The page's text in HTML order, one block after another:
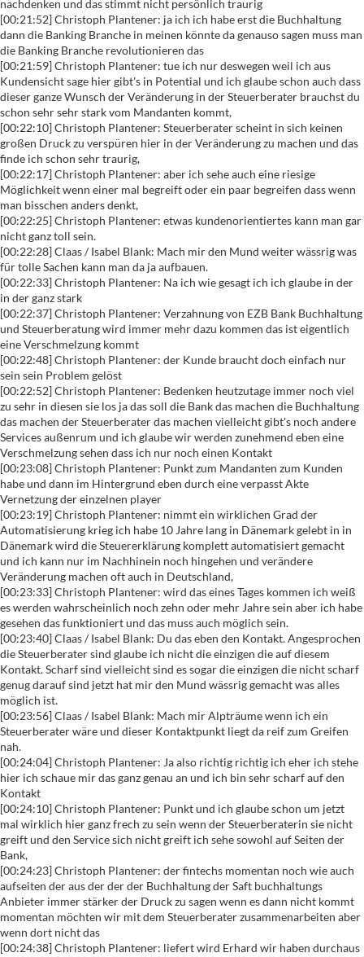
nachdenken und das stimmt nicht persönlich traurig
[00:21:52] Christoph Plantener: ja ich ich habe erst die Buchhaltung
dann die Banking Branche in meinen könnte da genauso sagen muss man
die Banking Branche revolutionieren das
[00:21:59] Christoph Plantener: tue ich nur deswegen weil ich aus
Kundensicht sage hier gibt's in Potential und ich glaube schon auch dass
dieser ganze Wunsch der Veränderung in der Steuerberater brauchst du
schon sehr sehr stark vom Mandanten kommt,
[00:22:10] Christoph Plantener: Steuerberater scheint in sich keinen
großen Druck zu verspüren hier in der Veränderung zu machen und das
finde ich schon sehr traurig,
[00:22:17] Christoph Plantener: aber ich sehe auch eine riesige
Möglichkeit wenn einer mal begreift oder ein paar begreifen dass wenn
man bisschen anders denkt,
[00:22:25] Christoph Plantener: etwas kundenorientiertes kann man gar
nicht ganz toll sein.
[00:22:28] Claas / Isabel Blank: Mach mir den Mund weiter wässrig was
für tolle Sachen kann man da ja aufbauen.
[00:22:33] Christoph Plantener: Na ich wie gesagt ich ich glaube in der
in der ganz stark
[00:22:37] Christoph Plantener: Verzahnung von EZB Bank Buchhaltung
und Steuerberatung wird immer mehr dazu kommen das ist eigentlich
eine Verschmelzung kommt
[00:22:48] Christoph Plantener: der Kunde braucht doch einfach nur
sein sein Problem gelöst
[00:22:52] Christoph Plantener: Bedenken heutzutage immer noch viel
zu sehr in diesen sie los ja das soll die Bank das machen die Buchhaltung
das machen der Steuerberater das machen vielleicht gibt's noch andere
Services außenrum und ich glaube wir werden zunehmend eben eine
Verschmelzung sehen dass ich nur noch einen Kontakt
[00:23:08] Christoph Plantener: Punkt zum Mandanten zum Kunden
habe und dann im Hintergrund eben durch eine verpasst Akte
Vernetzung der einzelnen player
[00:23:19] Christoph Plantener: nimmt ein wirklichen Grad der
Automatisierung krieg ich habe 10 Jahre lang in Dänemark gelebt in in
Dänemark wird die Steuererklärung komplett automatisiert gemacht
und ich kann nur im Nachhinein noch hingehen und verändere
Veränderung machen oft auch in Deutschland,
[00:23:33] Christoph Plantener: wird das eines Tages kommen ich weiß
es werden wahrscheinlich noch zehn oder mehr Jahre sein aber ich habe
gesehen das funktioniert und das muss auch möglich sein.
[00:23:40] Claas / Isabel Blank: Du das eben den Kontakt. Angesprochen
die Steuerberater sind glaube ich nicht die einzigen die auf diesem
Kontakt. Scharf sind vielleicht sind es sogar die einzigen die nicht scharf
genug darauf sind jetzt hat mir den Mund wässrig gemacht was alles
möglich ist.
[00:23:56] Claas / Isabel Blank: Mach mir Alpträume wenn ich ein
Steuerberater wäre und dieser Kontaktpunkt liegt da reif zum Greifen
nah.
[00:24:04] Christoph Plantener: Ja also richtig richtig ich eher ich stehe
hier ich schaue mir das ganz genau an und ich bin sehr scharf auf den
Kontakt
[00:24:10] Christoph Plantener: Punkt und ich glaube schon um jetzt
mal wirklich hier ganz frech zu sein wenn der Steuerberaterin sie nicht
greift und den Service sich nicht greift ich sehe sowohl auf Seiten der
Bank,
[00:24:23] Christoph Plantener: der fintechs momentan noch wie auch
aufseiten der aus der der der Buchhaltung der Saft buchhaltungs
Anbieter immer stärker der Druck zu sagen wenn es dann nicht kommt
momentan möchten wir mit dem Steuerberater zusammenarbeiten aber
wenn dort nicht das
[00:24:38] Christoph Plantener: liefert wird Erhard wir haben durchaus